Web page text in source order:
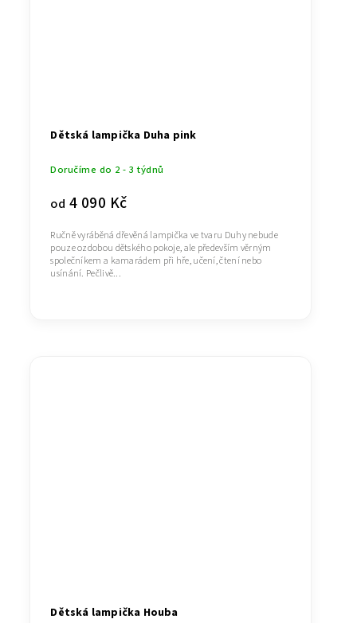
Dětská lampička Duha pink
Doručíme do 2 - 3 týdnů
od 4 090 Kč
Ručně vyráběná dřevěná lampička ve tvaru Duhy nebude
pouze ozdobou dětského pokoje, ale především věrným
společníkem a kamarádem při hře, učení, čtení nebo
usínání. Pečlivě...
Dětská lampička Houba